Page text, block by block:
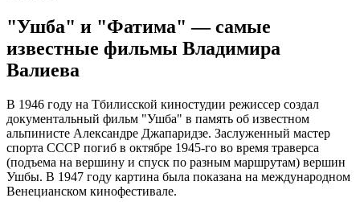
"Ушба" и "Фатима" — самые
известные фильмы Владимира
Валиева
В 1946 году на Тбилисской киностудии режиссер создал
документальный фильм "Ушба" в память об известном
альпинисте Александре Джапаридзе. Заслуженный мастер
спорта СССР погиб в октябре 1945-го во время траверса
(подъема на вершину и спуск по разным маршрутам) вершин
Ушбы. В 1947 году картина была показана на международном
Венецианском кинофестивале.